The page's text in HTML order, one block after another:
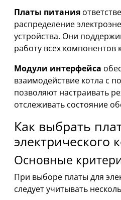
Платы питания
распределение
устройства. Они
работу всех компонентов
Модули интерфейса
взаимодействие котла с
позволяют настраивать
отслеживать состояние
Как выбрать
электрического
Основные
При выборе платы для
следует учитывать